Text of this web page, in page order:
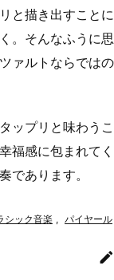
と描き出すこと
。そんなふうに思
ァルトならでは
ップリと味わう
福感に包まれてく
であります。
シック音楽 , パイヤール
